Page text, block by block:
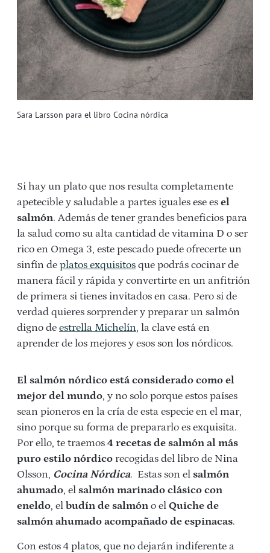
Sara Larsson para el libro Cocina nórdica
Si hay un plato que nos resulta completamente
apetecible y saludable a partes iguales ese es el
salmón. Además de tener grandes beneficios para
la salud como su alta cantidad de vitamina D o ser
rico en Omega 3, este pescado puede ofrecerte un
sinfín de platos exquisitos que podrás cocinar de
manera fácil y rápida y convertirte en un anfitrión
de primera si tienes invitados en casa. Pero si de
verdad quieres sorprender y preparar un salmón
digno de estrella Michelín, la clave está en
aprender de los mejores y esos son los nórdicos.
El salmón nórdico está considerado como el
mejor del mundo, y no solo porque estos países
sean pioneros en la cría de esta especie en el mar,
sino porque su forma de prepararlo es exquisita.
Por ello, te traemos 4 recetas de salmón al más
puro estilo nórdico recogidas del libro de Nina
Olsson, Cocina Nórdica. Estas son el salmón
ahumado, el salmón marinado clásico con
eneldo, el budín de salmón o el Quiche de
salmón ahumado acompañado de espinacas.
Con estos 4 platos, que no dejarán indiferente a